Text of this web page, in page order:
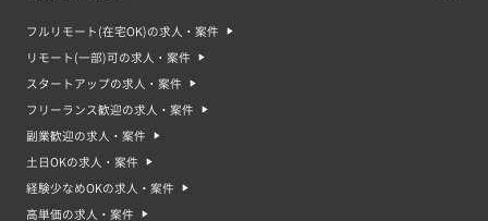
フルリモート(在宅OK)の求人・案件
リモート(一部)可の求人・案件
スタートアップの求人・案件
フリーランス歓迎の求人・案件
副業歓迎の求人・案件
土日OKの求人・案件
経験少なめOKの求人・案件
高単価の求人・案件